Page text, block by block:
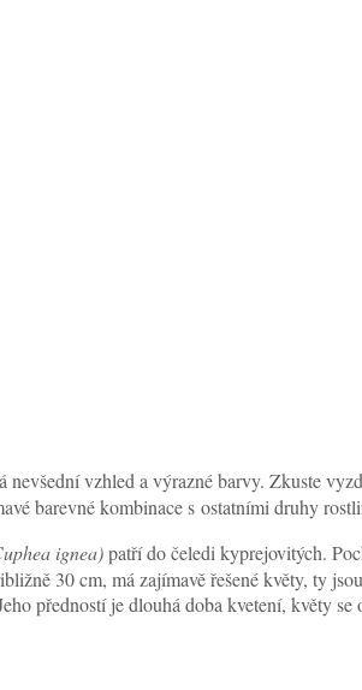
nevšední vzhled a výrazné barvy. Zkuste
barevné kombinace s ostatními druhy
ignea)patří do čeledi kyprejovitých.
30 cm, má zajímavě řešené květy, ty
předností je dlouhá doba kvetení, květy